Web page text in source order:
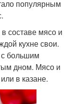
популярным
составе мясо и
кухне свои.
с большим
дном. Мясо и
в казане.